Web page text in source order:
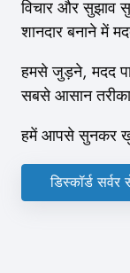
विचार और सुझाव
शानदार बनाने में
हमसे जुड़ने, मदद
सबसे आसान
हमें आपसे सुनकर
डिस्कॉर्ड